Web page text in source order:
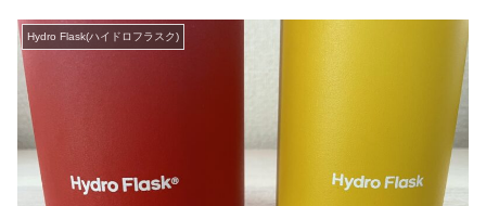
Hydro Flask(ハイドロフラスク)